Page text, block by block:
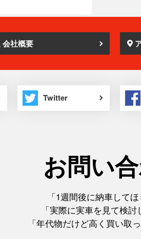
会社概要
Twitter
お問い
「1週間後に納車してほ
「実際に実車を見て検討
「年代物だけど高く買い取